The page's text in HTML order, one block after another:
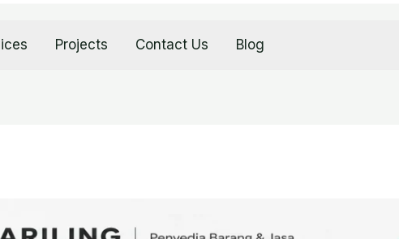
Projects Contact Us Blog